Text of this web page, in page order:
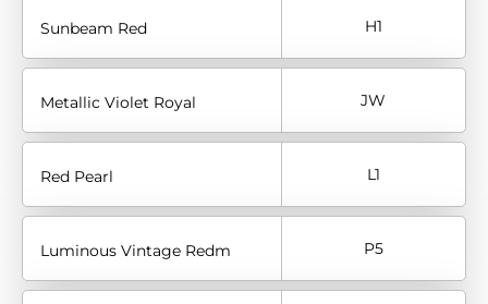
Sunbeam Red H1
Metallic Violet Royal JW
Red Pearl L1
Luminous Vintage Redm P5